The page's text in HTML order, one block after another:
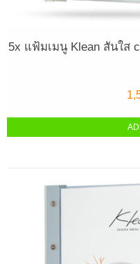
5x แฟ้มเมนู Klean สันใส